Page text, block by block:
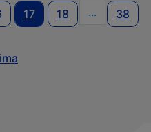
intermediárias Usar ABA
17 18 ...Páginas
38